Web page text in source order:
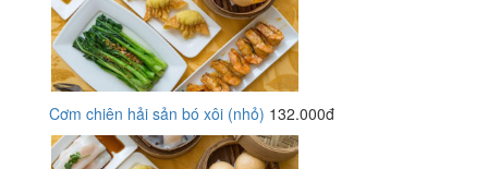
Cơm chiên hải sản bó xôi (nhỏ) 132.000đ